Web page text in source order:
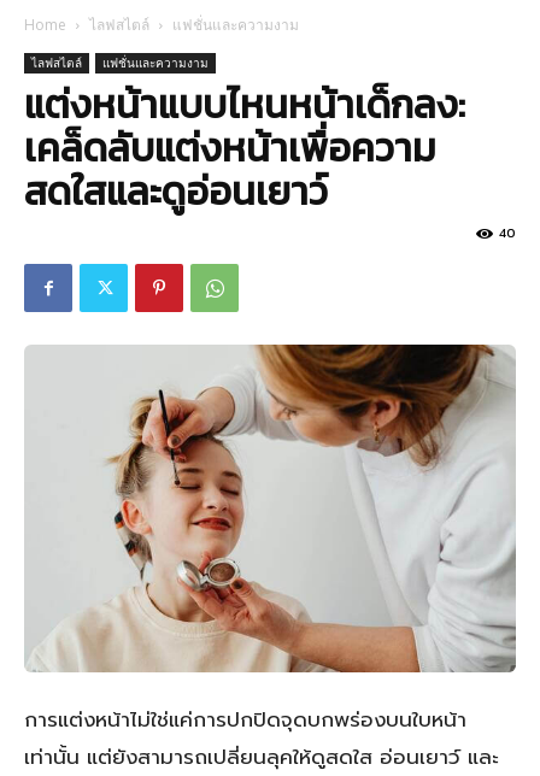
Home ไลฟสไตล์ แฟชั่นและความงาม
ไลฟสไตล์ แฟชั่นและความงาม
แต่งหน้าแบบไหนหน้าเด็กลง:
เคล็ดลับแต่งหน้าเพื่อความ
สดใสและดูอ่อนเยาว์
40
การแต่งหน้าไม่ใช่แค่การปกปิดจุดบกพร่องบนใบหน้า
เท่านั้น แต่ยังสามารถเปลี่ยนลุคให้ดูสดใส อ่อนเยาว์ และ